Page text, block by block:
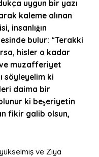
uygun bir yazı
kaleme alınan
insanlığın
bulur: “Terakki
hisler o kadar
muzafferiyet
söyleyelim ki
daima bir
ki beşeriyetin
fikir galib olsun,
ve Ziya